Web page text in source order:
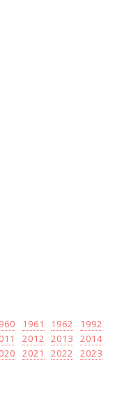
1961 1962
1992
2012 2013
2014
2021 2022
2023